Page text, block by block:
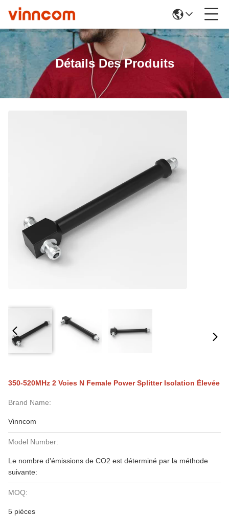
Détails Des Produits
350-520MHz 2 Voies N Female Power Splitter Isolation Élevée
Brand Name:
Vinncom
Model Number:
Le nombre d'émissions de CO2 est déterminé par la méthode
suivante:
MOQ:
5 pièces